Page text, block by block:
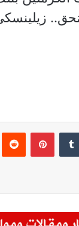
بينتيريست